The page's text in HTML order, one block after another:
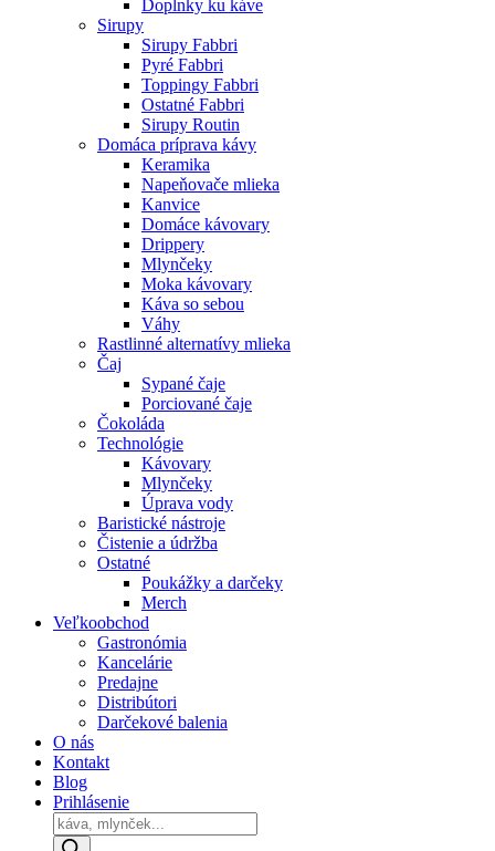
Doplnky ku káve
Sirupy
Sirupy Fabbri
Pyré Fabbri
Toppingy Fabbri
Ostatné Fabbri
Sirupy Routin
Domáca príprava kávy
Keramika
Napeňovače mlieka
Kanvice
Domáce kávovary
Drippery
Mlynčeky
Moka kávovary
Káva so sebou
Váhy
Rastlinné alternatívy mlieka
Čaj
Sypané čaje
Porciované čaje
Čokoláda
Technológie
Kávovary
Mlynčeky
Úprava vody
Baristické nástroje
Čistenie a údržba
Ostatné
Poukážky a darčeky
Merch
Veľkoobchod
Gastronómia
Kancelárie
Predajne
Distribútori
Darčekové balenia
O nás
Kontakt
Blog
Prihlásenie
Products
search